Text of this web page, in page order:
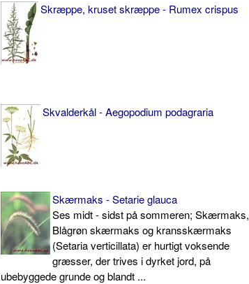
Skræppe, kruset skræppe - Rumex crispus
Skvalderkål - Aegopodium podagraria
Skærmaks - Setarie glauca
Ses midt - sidst på sommeren; Skærmaks,
Blågrøn skærmaks og kransskærmaks
(Setaria verticillata) er hurtigt voksende
græsser, der trives i dyrket jord, på
ubebyggede grunde og blandt ...